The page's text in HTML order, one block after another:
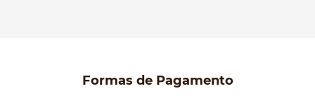
Política de Privacidade
Formas de Pagamento